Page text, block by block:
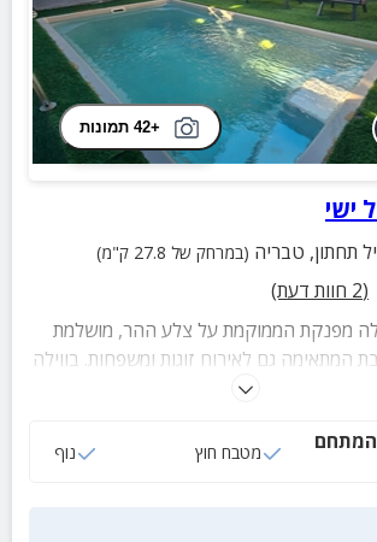
+42 תמונות
ישי
תחתון, טבריה (במרחק של 27.8 ק"מ)
(
2 חוות דעת)
מפנקת הממוקמת על צלע ההר, מושלמת
המתאימה גם לאירוח זוגות ומשפחות. בווילה
צלולה, מתחם משחקים הכולל מתקן
המתחם מטבח חוץ נוף